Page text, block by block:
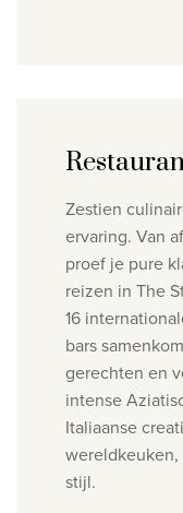
Zestien
ervaring. Van
proef je pure
reizen in The
16
bars
gerechten en
intense
Italiaanse
wereldkeuken,
stijl.